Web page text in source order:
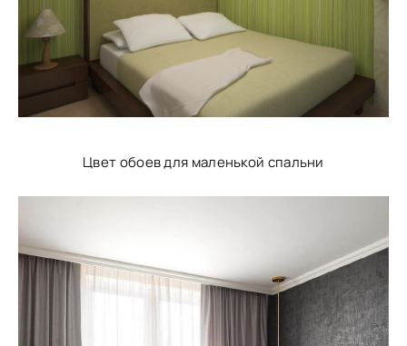
Цвет обоев для маленькой спальни